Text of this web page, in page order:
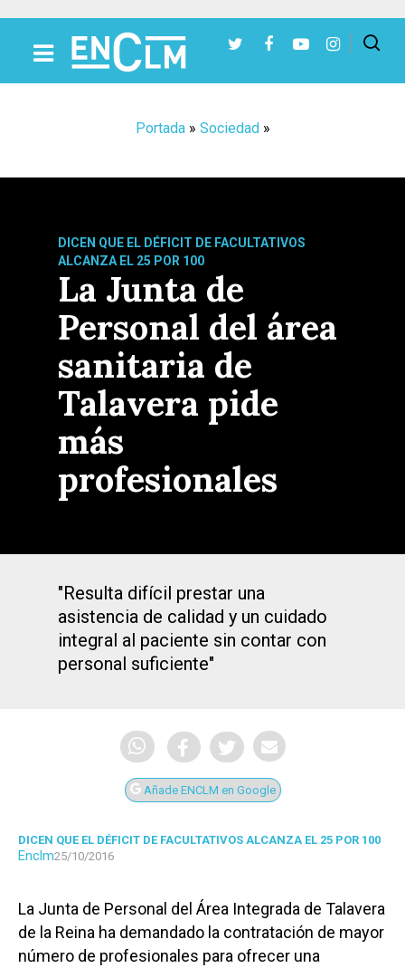
Portada» Sociedad»
DICEN QUE EL DÉFICIT DE FACULTATIVOS
ALCANZA EL 25 POR 100
La Junta de
Personal del área
sanitaria de
Talavera pide
más
profesionales
"Resulta difícil prestar una
asistencia de calidad y un cuidado
integral al paciente sin contar con
personal suficiente"
Añade ENCLM en Google
DICEN QUE EL DÉFICIT DE FACULTATIVOS ALCANZA EL 25 POR 100
Enclm25/10/2016
La Junta de Personal del Área Integrada de Talavera
de la Reina ha demandado la contratación de mayor
número de profesionales para ofrecer una